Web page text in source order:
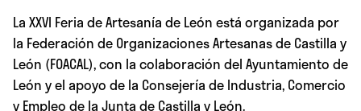
La XXVI Feria de Artesanía de León está organizada por
la Federación de Organizaciones Artesanas de Castilla y
León (FOACAL), con la colaboración del Ayuntamiento de
León y el apoyo de la Consejería de Industria, Comercio
y Empleo de la Junta de Castilla y León.